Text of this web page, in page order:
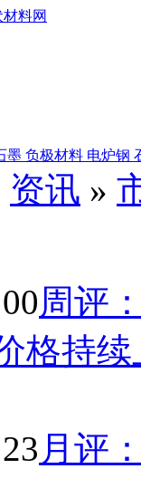
料网
墨 负极材料 电炉钢
资讯 »
周评
格持续
月评